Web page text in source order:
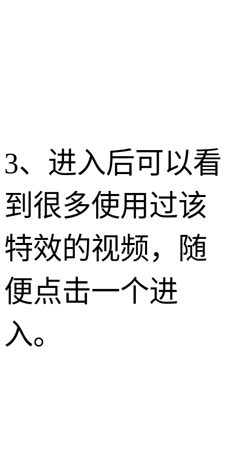
3、进入后可以看
到很多使用过该
特效的视频，随
便点击一个进
入。